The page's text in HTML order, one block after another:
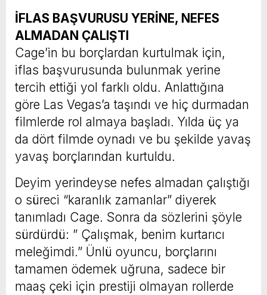
İFLAS BAŞVURUSU YERİNE, NEFES
ALMADAN ÇALIŞTI
Cage’in bu borçlardan kurtulmak için,
iflas başvurusunda bulunmak yerine
tercih ettiği yol farklı oldu. Anlattığına
göre Las Vegas’a taşındı ve hiç durmadan
filmlerde rol almaya başladı. Yılda üç ya
da dört filmde oynadı ve bu şekilde yavaş
yavaş borçlarından kurtuldu.
Deyim yerindeyse nefes almadan çalıştığı
o süreci “karanlık zamanlar” diyerek
tanımladı Cage. Sonra da sözlerini şöyle
sürdürdü: ” Çalışmak, benim kurtarıcı
meleğimdi.” Ünlü oyuncu, borçlarını
tamamen ödemek uğruna, sadece bir
maaş çeki için prestiji olmayan rollerde